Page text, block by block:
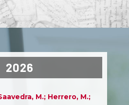
2026
M.; Herrero, M.;